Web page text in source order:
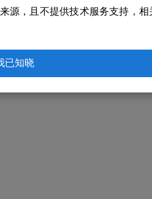
源，且不提供技术服务支持，相
已知晓